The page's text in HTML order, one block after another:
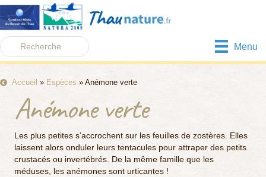
Menu
Accueil » Espèces » Anémone verte
Anémone verte
Les plus petites s’accrochent sur les feuilles de zostères. Elles
laissent alors onduler leurs tentacules pour attraper des petits
crustacés ou invertébrés. De la même famille que les
méduses, les anémones sont urticantes !